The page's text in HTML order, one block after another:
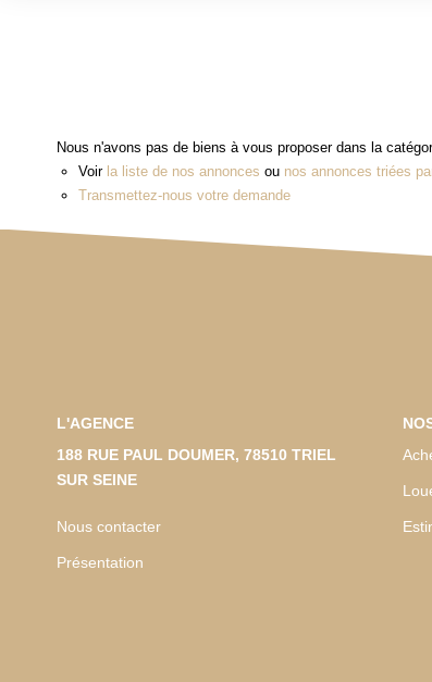
Nous n'avons pas de biens à vous proposer dans la
Voir la liste de nos annonces ou nos annonces triées
Transmettez-nous votre demande
L'AGENCE
188 RUE PAUL DOUMER, 78510 TRIEL
SUR SEINE
Nous contacter
Présentation